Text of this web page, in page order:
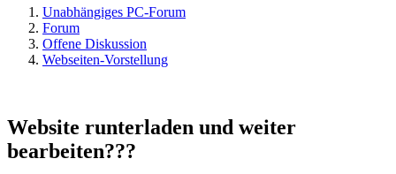
Unabhängiges PC-Forum
Forum
Offene Diskussion
Webseiten-Vorstellung
Website runterladen und weiter
bearbeiten???